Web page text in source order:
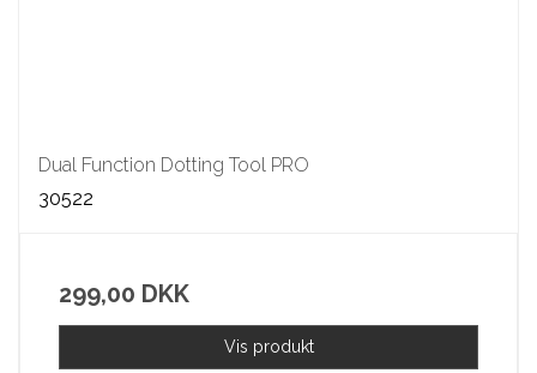
Dual Function Dotting Tool PRO
30522
299,00 DKK
Vis produkt